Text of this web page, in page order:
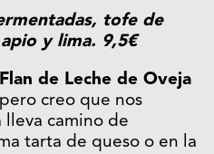
tofe de
y lima. 9,5€
Flan de Leche de Oveja
creo que nos
lleva camino de
tarta de queso o en la